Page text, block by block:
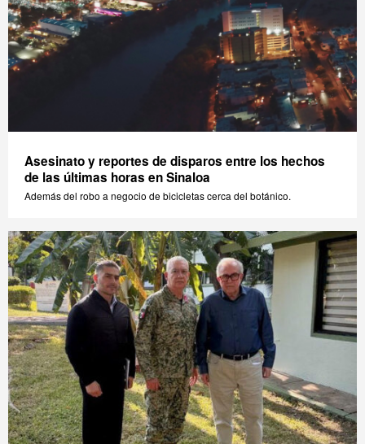
Asesinato y reportes de disparos entre los hechos
de las últimas horas en Sinaloa
Además del robo a negocio de bicicletas cerca del botánico.